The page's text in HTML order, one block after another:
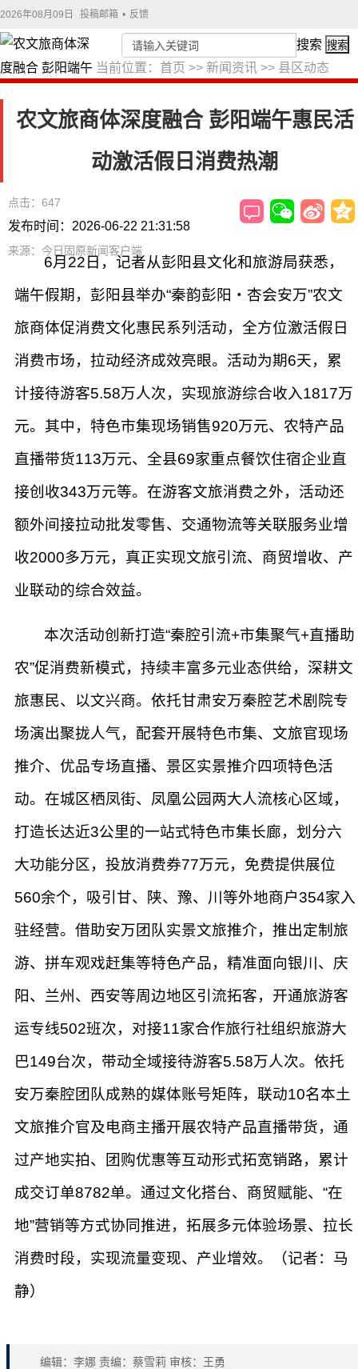
2026年08月09日 投稿邮箱 • 反馈
当前位置： 首页 >> 新闻资讯 >> 县区动态
搜索 搜索
农文旅商体深度融合 彭阳端午惠民活
动激活假日消费热潮
点击：647
发布时间：2026-06-22 21:31:58
来源：今日固原新闻客户端
6月22日，记者从彭阳县文化和旅游局获悉，
端午假期，彭阳县举办“秦韵彭阳・杏会安万”农文
旅商体促消费文化惠民系列活动，全方位激活假日
消费市场，拉动经济成效亮眼。活动为期6天，累
计接待游客5.58万人次，实现旅游综合收入1817万
元。其中，特色市集现场销售920万元、农特产品
直播带货113万元、全县69家重点餐饮住宿企业直
接创收343万元等。在游客文旅消费之外，活动还
额外间接拉动批发零售、交通物流等关联服务业增
收2000多万元，真正实现文旅引流、商贸增收、产
业联动的综合效益。
本次活动创新打造“秦腔引流+市集聚气+直播助
农”促消费新模式，持续丰富多元业态供给，深耕文
旅惠民、以文兴商。依托甘肃安万秦腔艺术剧院专
场演出聚拢人气，配套开展特色市集、文旅官现场
推介、优品专场直播、景区实景推介四项特色活
动。在城区栖凤街、凤凰公园两大人流核心区域，
打造长达近3公里的一站式特色市集长廊，划分六
大功能分区，投放消费券77万元，免费提供展位
560余个，吸引甘、陕、豫、川等外地商户354家入
驻经营。借助安万团队实景文旅推介，推出定制旅
游、拼车观戏赶集等特色产品，精准面向银川、庆
阳、兰州、西安等周边地区引流拓客，开通旅游客
运专线502班次，对接11家合作旅行社组织旅游大
巴149台次，带动全域接待游客5.58万人次。依托
安万秦腔团队成熟的媒体账号矩阵，联动10名本土
文旅推介官及电商主播开展农特产品直播带货，通
过产地实拍、团购优惠等互动形式拓宽销路，累计
成交订单8782单。通过文化搭台、商贸赋能、“在
地”营销等方式协同推进，拓展多元体验场景、拉长
消费时段，实现流量变现、产业增效。（记者：马
静）
编辑：李娜 责编：蔡雪莉 审核：王勇